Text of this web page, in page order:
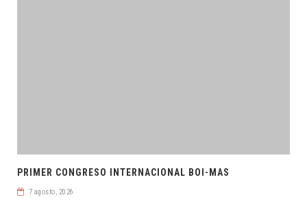
PRIMER CONGRESO INTERNACIONAL BOI-MAS
7 agosto, 2026